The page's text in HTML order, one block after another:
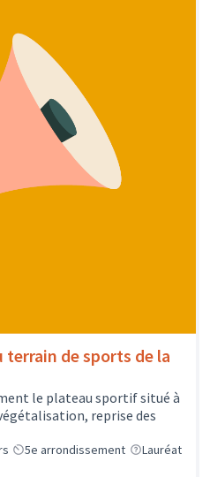
terrain de sports de la
le plateau sportif situé à
reprise des
5e arrondissement Lauréat